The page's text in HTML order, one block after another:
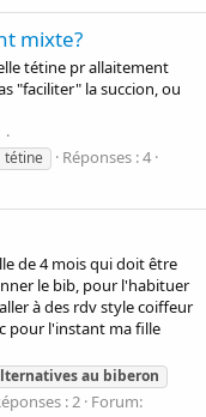
mixte?
tétine pr allaitement
"faciliter" la succion, ou
tétine
Réponses : 4
de 4 mois qui doit être
le bib, pour l'habituer
à des rdv style coiffeur
pour l'instant ma fille
au biberon
: 2 Forum: